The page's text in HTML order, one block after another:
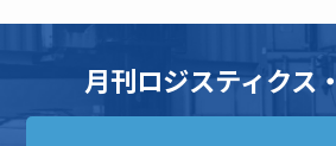
月刊ロジスティクス